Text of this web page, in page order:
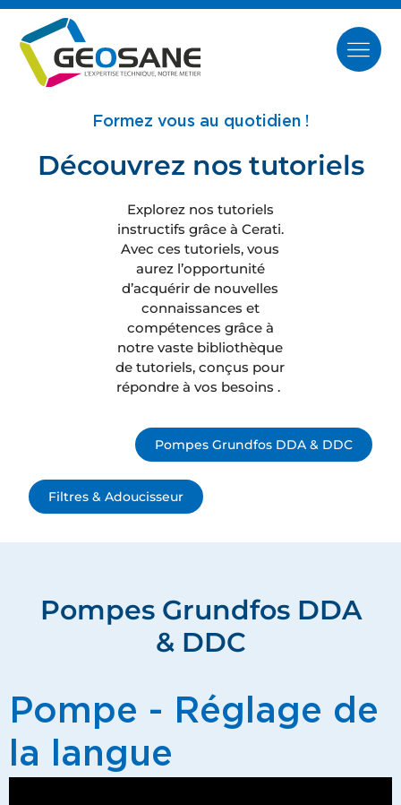
Formez vous au quotidien !
Découvrez nos tutoriels
Explorez nos tutoriels
instructifs grâce à Cerati.
Avec ces tutoriels, vous
aurez l’opportunité
d’acquérir de nouvelles
connaissances et
compétences grâce à
notre vaste bibliothèque
de tutoriels, conçus pour
répondre à vos besoins .
Pompes Grundfos DDA & DDC
Filtres & Adoucisseur
Pompes Grundfos DDA
& DDC
Pompe - Réglage de
la langue